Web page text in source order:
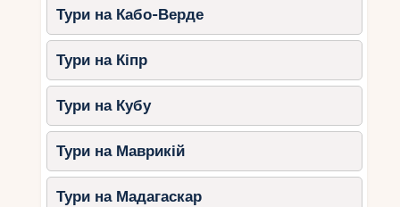
Тури на Кабо-Верде
Тури на Кіпр
Тури на Кубу
Тури на Маврикій
Тури на Мадагаскар